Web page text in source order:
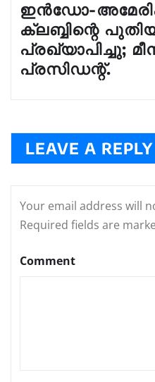
ഇൻഡോ-
ക്ലബ്ബിന്റെ
പ്രഖ്യാപിച്ചു; മീന
പ്രസിഡന്റ്.
LEAVE A REPLY
Your email address will
Required fields are
Comment